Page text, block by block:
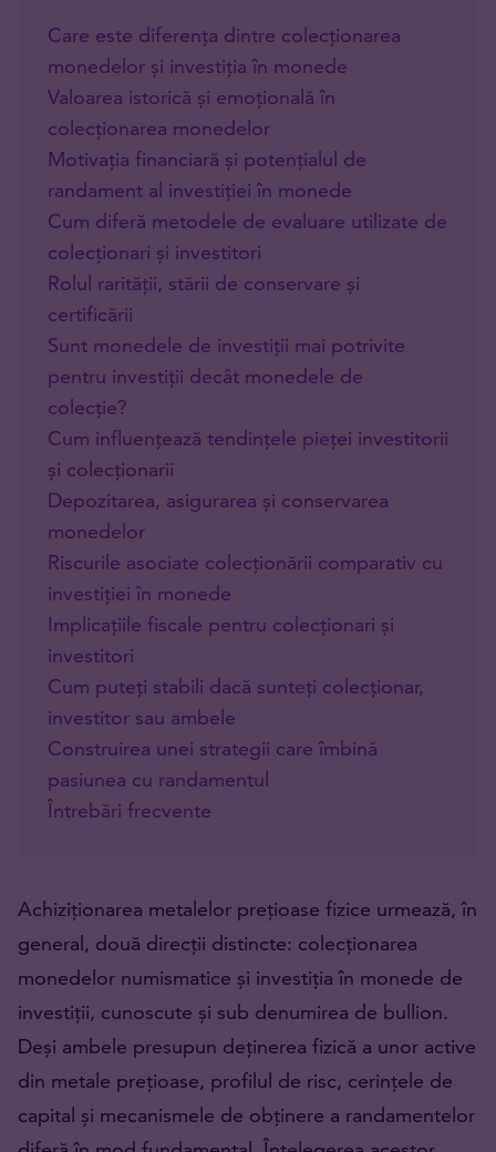
Care este diferența dintre colecționarea
monedelor și investiția în monede
Valoarea istorică și emoțională în
colecționarea monedelor
Motivația financiară și potențialul de
randament al investiției în monede
Cum diferă metodele de evaluare utilizate de
colecționari și investitori
Rolul rarității, stării de conservare și
certificării
Sunt monedele de investiții mai potrivite
pentru investiții decât monedele de
colecție?
Cum influențează tendințele pieței investitorii
și colecționarii
Depozitarea, asigurarea și conservarea
monedelor
Riscurile asociate colecționării comparativ cu
investiției în monede
Implicațiile fiscale pentru colecționari și
investitori
Cum puteți stabili dacă sunteți colecționar,
investitor sau ambele
Construirea unei strategii care îmbină
pasiunea cu randamentul
Întrebări frecvente
Achiziționarea metalelor prețioase fizice urmează, în
general, două direcții distincte: colecționarea
monedelor numismatice și investiția în monede de
investiții, cunoscute și sub denumirea de bullion.
Deși ambele presupun deținerea fizică a unor active
din metale prețioase, profilul de risc, cerințele de
capital și mecanismele de obținere a randamentelor